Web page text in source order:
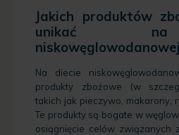
Jakich produktów
unikać
Na diecie
produkty zbożowe (w
takich jak pieczywo, makarony,
Te produkty są bogate w
osiągnięcie celów związanych